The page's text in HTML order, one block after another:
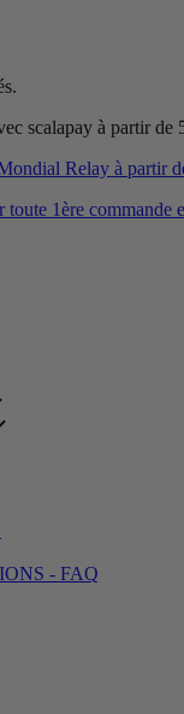
scalapay à partir de
Relay à partir
toute 1ère commande
- FAQ